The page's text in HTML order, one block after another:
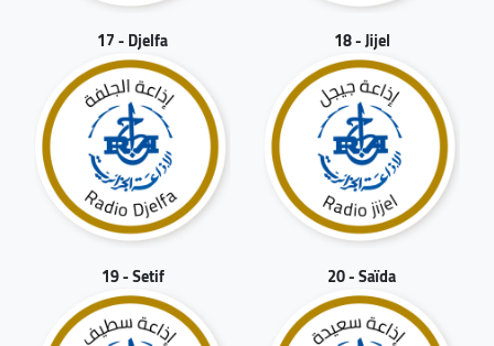
17 - Djelfa 18 - Jijel
19 - Setif 20 - Saïda